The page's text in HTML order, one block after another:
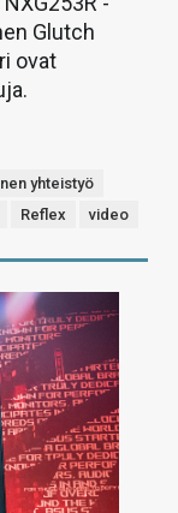
Glutch
ovat
yhteistyö
Reflex video